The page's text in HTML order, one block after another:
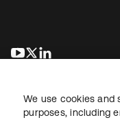
新しいタブで開く
新しいタブで開
We use cookies and
purposes, including